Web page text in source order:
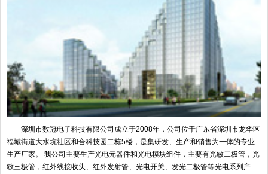
深圳市数冠电子科技有限公司成立于2008年，公司位于广东省深圳市龙华区
福城街道大水坑社区和合科技园二栋5楼，是集研发、生产和销售为一体的专业
生产厂家。 我公司主要生产光电元器件和光电模块组件，主要有光敏二极管，光
敏三极管，红外线接收头、红外发射管、光电开关、发光二极管等光电系列产